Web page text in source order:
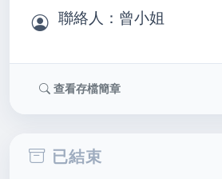
聯絡人：曾小姐
查看存檔簡章
已結束